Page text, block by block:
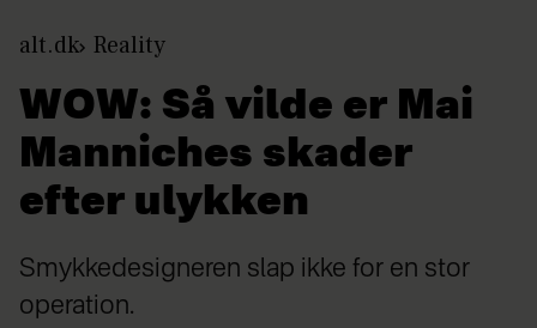
alt.dk Reality
WOW: Så vilde er Mai
Manniches skader
efter ulykken
Smykkedesigneren slap ikke for en stor
operation.